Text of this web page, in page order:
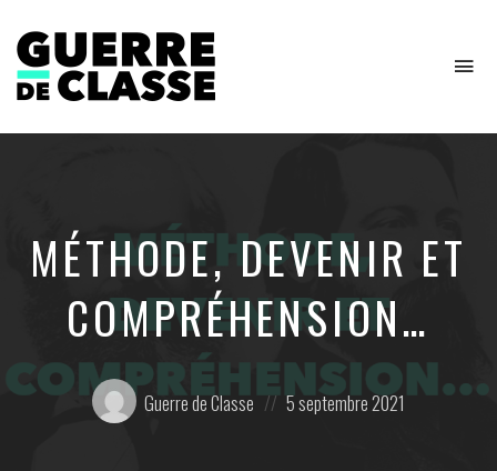
de
MÉTHODE, DEVENIR ET
COMPRÉHENSION…
Posté
par:
Guerre de Classe
Posted
on
5 septembre 2021